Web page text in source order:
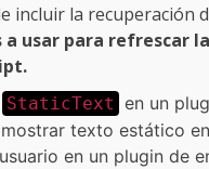
incluir la
a usar para refrescar
StaticText en un
texto estático
en un plugin de